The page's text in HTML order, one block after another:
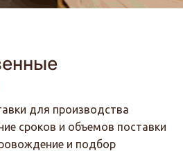
для производства
сроков и объемов поставки
и подбор